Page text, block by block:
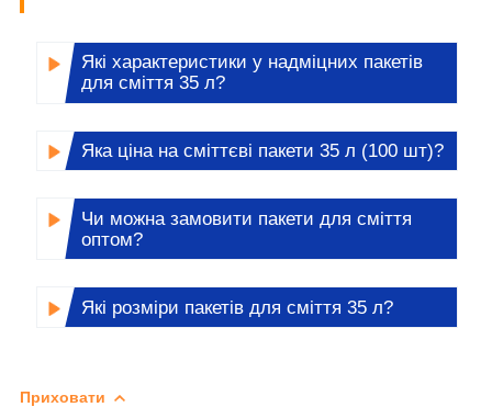
Які характеристики у надміцних пакетів
для сміття 35 л?
Яка ціна на сміттєві пакети 35 л (100 шт)?
Чи можна замовити пакети для сміття
оптом?
Які розміри пакетів для сміття 35 л?
Приховати